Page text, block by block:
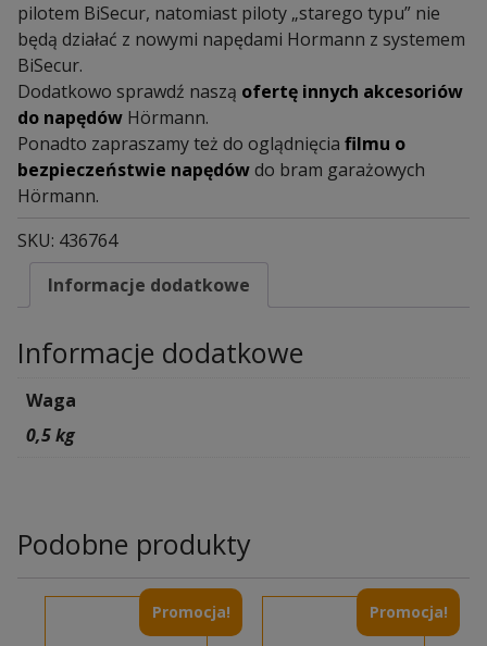
pilotem BiSecur, natomiast piloty „starego typu” nie
będą działać z nowymi napędami Hormann z systemem
BiSecur.
Dodatkowo sprawdź naszą ofertę innych akcesoriów
do napędów Hörmann.
Ponadto zapraszamy też do oglądnięcia filmu o
bezpieczeństwie napędówdo bram garażowych
Hörmann.
SKU: 436764
Informacje dodatkowe
Informacje dodatkowe
Waga
0,5 kg
Podobne produkty
Promocja! Promocja!